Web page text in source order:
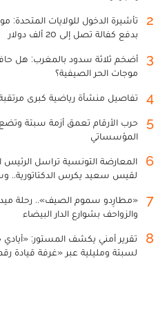
2
بدفع كفالة تصل إلى 20 ألف دولار
3
أضخم ثلاثة سدود بالمغرب: هل
موجات الحر الصيفية؟
4 تفاصيل منشأة رياضية كبرى مرتقبة
5
حرب الأرقام تعمق أزمة سبتة
المؤسساتي
6
المعارضة التونسية تراسل الرئيس
لقيس سعيد يكرس الدكتاتورية..
7
«مطارِدو سموم الصيف».. رحلة
والزواحف بشوارع الدار البيضاء
8
تقرير أمني يكشف المستور: «أيادي
لسبتة ومليلية عبر «غرفة قيادة